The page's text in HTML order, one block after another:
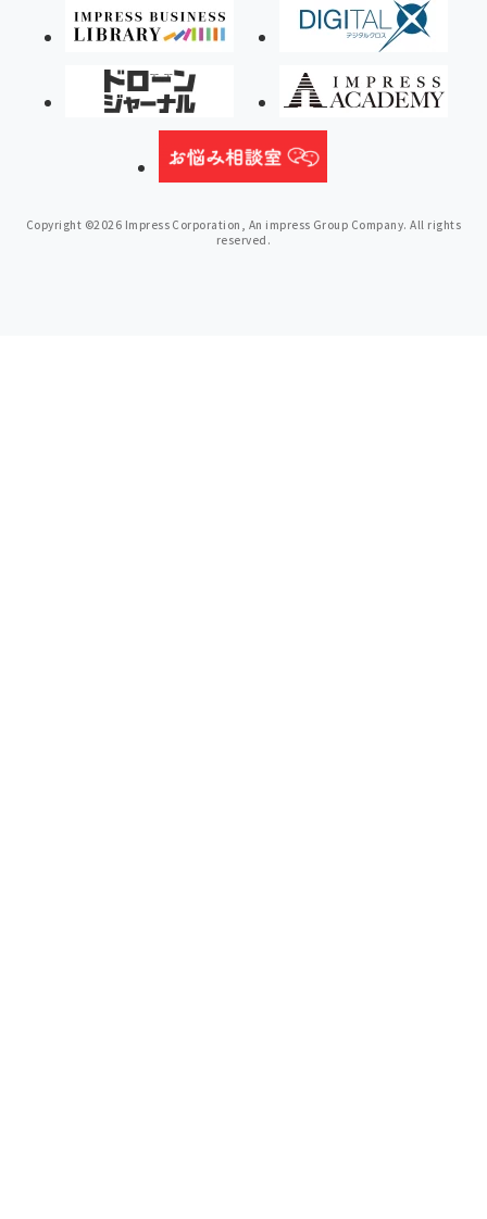
Copyright ©2026 Impress Corporation, An impress Group Company. All rights
reserved.